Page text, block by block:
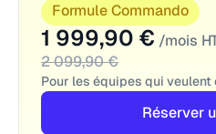
Formule Commando
1 999,90 € /mois
2 099,90 €
Pour les équipes qui
Réserver